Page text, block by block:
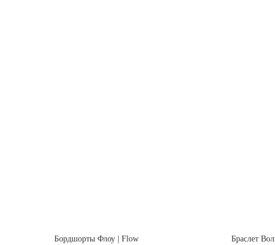
Бордшорты Флоу | Flow Браслет